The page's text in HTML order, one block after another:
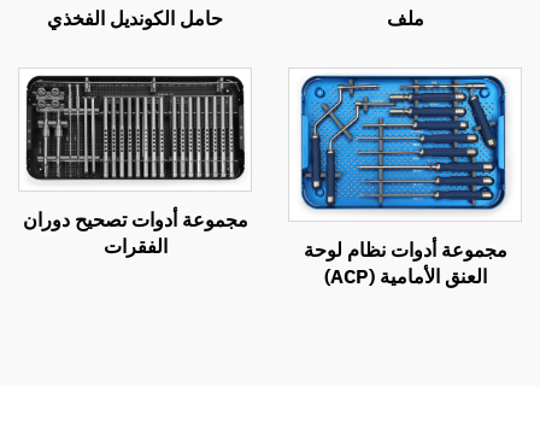
ملف حامل الكونديل الفخذي
مجموعة أدوات نظام لوحة
العنق الأمامية (ACP)
مجموعة أدوات تصحيح دوران
الفقرات